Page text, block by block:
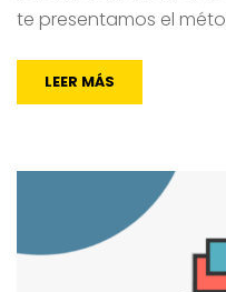
te presentamos el
LEER MÁS